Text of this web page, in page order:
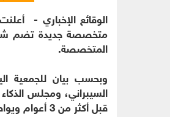
متخصصة جديدة تضم
المتخصصة.
وبحسب بيان للجمعية
السيبراني، ومجلس
قبل أكثر من 3 أعوام ويواصل عمله في دعم وتطوير قطاع خدمات التعهيد وتصدير الخدمات التقنية.